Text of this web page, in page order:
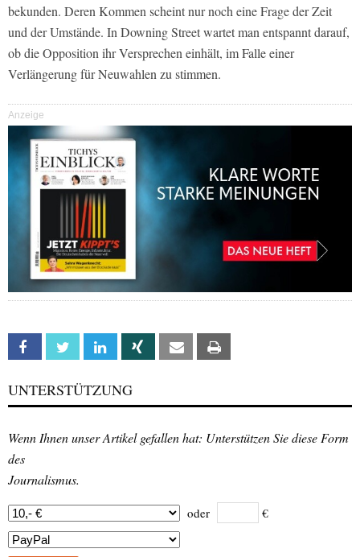
bekunden. Deren Kommen scheint nur noch eine Frage der Zeit
und der Umstände. In Downing Street wartet man entspannt darauf,
ob die Opposition ihr Versprechen einhält, im Falle einer
Verlängerung für Neuwahlen zu stimmen.
Anzeige
Facebook Twitter Linkedin Xing Email
UNTERSTÜTZUNG
Wenn Ihnen unser Artikel gefallen hat: Unterstützen Sie diese Form
des
Journalismus.
oder €